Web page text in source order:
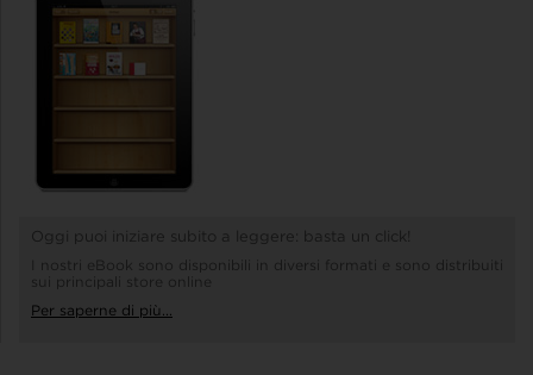
Oggi puoi iniziare subito a leggere: basta un click!
I nostri eBook sono disponibili in diversi formati e sono distribuiti
sui principali store online
Per saperne di più...